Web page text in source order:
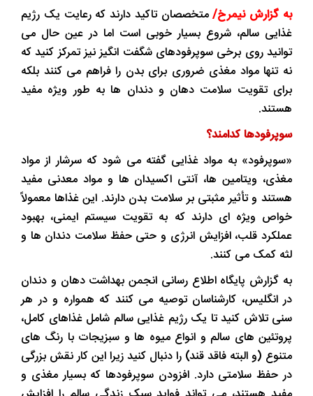
به گزارش نیمرخ/متخصصان تاکید دارند که رعایت یک رژیم
غذایی سالم، شروع بسیار خوبی است اما در عین حال می
توانید روی برخی سوپرفودهای شگفت انگیز نیز تمرکز کنید که
نه تنها مواد مغذی ضروری برای بدن را فراهم می کنند بلکه
برای تقویت سلامت دهان و دندان ها به طور ویژه مفید
هستند.
سوپرفودها کدامند؟
«سوپرفود» به مواد غذایی گفته می شود که سرشار از مواد
مغذی، ویتامین ها، آنتی اکسیدان ها و مواد معدنی مفید
هستند و تأثیر مثبتی بر سلامت بدن دارند. این غذاها معمولاً
خواص ویژه ای دارند که به تقویت سیستم ایمنی، بهبود
عملکرد قلب، افزایش انرژی و حتی حفظ سلامت دندان ها و
لثه کمک می کنند.
به گزارش پایگاه اطلاع رسانی انجمن بهداشت دهان و دندان
در انگلیس، کارشناسان توصیه می کنند که همواره و در هر
سنی تلاش کنید تا یک رژیم غذایی سالم شامل غذاهای کامل،
پروتئین های سالم و انواع میوه ها و سبزیجات با رنگ های
متنوع (و البته فاقد قند) را دنبال کنید زیرا این کار نقش بزرگی
در حفظ سلامتی دارد. افزودن سوپرفودها که بسیار مغذی و